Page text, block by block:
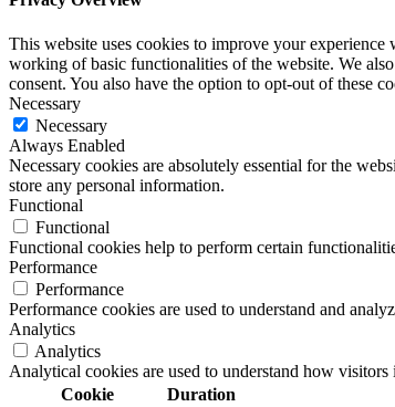
This website uses cookies to improve your experience
working of basic functionalities of the website. We
consent. You also have the option to opt-out of these
Necessary
Necessary
Always Enabled
Necessary cookies are absolutely essential for the
store any personal information.
Functional
Functional
Functional cookies help to perform certain
Performance
Performance
Performance cookies are used to understand and
Analytics
Analytics
Analytical cookies are used to understand how
Cookie
Duration